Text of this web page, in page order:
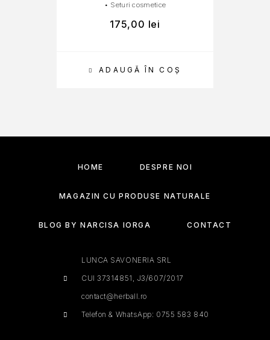
ADAUGĂ ÎN COȘ
• Seturi cosmetice
175,00 lei
HOME DESPRE NOI
MAGAZIN CU PRODUSE NATURALE
BLOG BY NARCISA IORGA CONTACT
LUNCA SAVONERIA SRL
CUI 37314851, J3/607/2017
contact@herball.ro
Telefon & WhatsApp: 0755 583 840